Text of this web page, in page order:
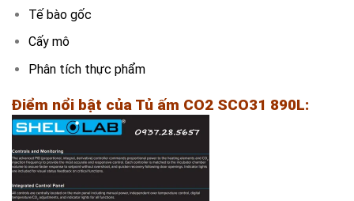
Tế bào gốc
Cấy mô
Phân tích thực phẩm
Điểm nổi bật của Tủ ấm CO2 SCO31 890L: